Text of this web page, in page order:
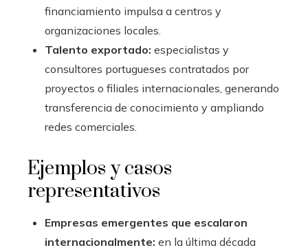
financiamiento impulsa a centros y
organizaciones locales.
Talento exportado: especialistas y
consultores portugueses contratados por
proyectos o filiales internacionales, generando
transferencia de conocimiento y ampliando
redes comerciales.
Ejemplos y casos
representativos
Empresas emergentes que escalaron
internacionalmente: en la última década